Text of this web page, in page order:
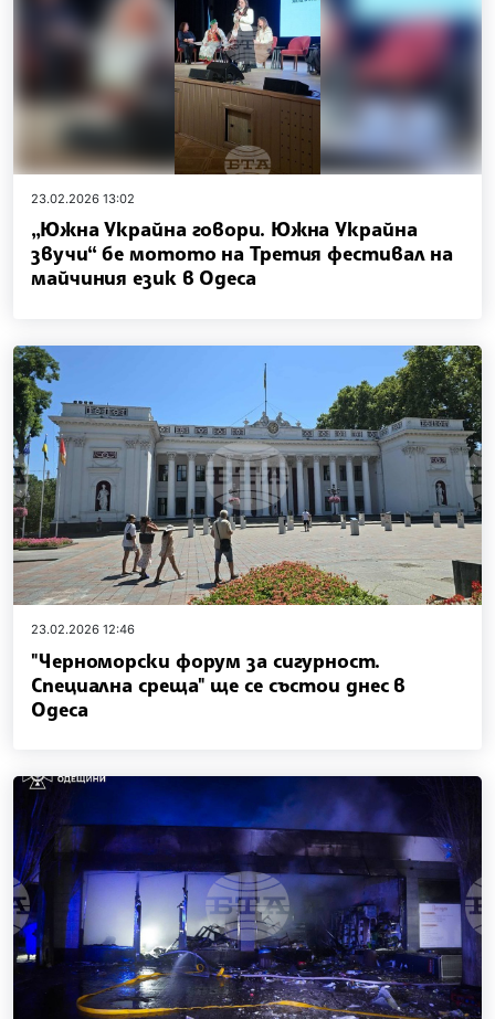
23.02.2026 13:02
„Южна Украйна говори. Южна Украйна
звучи“ бе мотото на Третия фестивал на
майчиния език в Одеса
23.02.2026 12:46
"Черноморски форум за сигурност.
Специална среща" ще се състои днес в
Одеса